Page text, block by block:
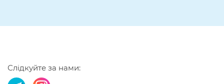
Слідкуйте за нами: